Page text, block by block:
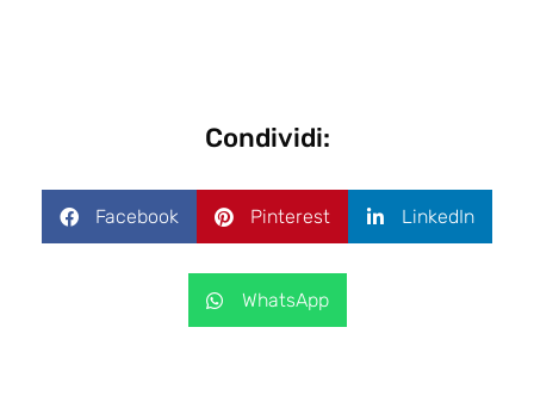
Condividi:
Facebook Pinterest LinkedIn
WhatsApp